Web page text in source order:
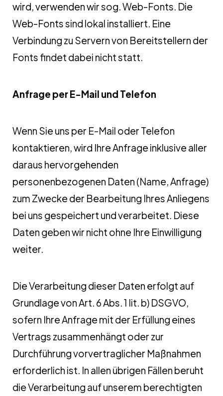
wird, verwenden wir sog. Web-Fonts. Die
Web-Fonts sind lokal installiert. Eine
Verbindung zu Servern von Bereitstellern der
Fonts findet dabei nicht statt.
Anfrage per E-Mail und Telefon
Wenn Sie uns per E-Mail oder Telefon
kontaktieren, wird Ihre Anfrage inklusive aller
daraus hervorgehenden
personenbezogenen Daten (Name, Anfrage)
zum Zwecke der Bearbeitung Ihres Anliegens
bei uns gespeichert und verarbeitet. Diese
Daten geben wir nicht ohne Ihre Einwilligung
weiter.
Die Verarbeitung dieser Daten erfolgt auf
Grundlage von Art. 6 Abs. 1 lit. b) DSGVO,
sofern Ihre Anfrage mit der Erfüllung eines
Vertrags zusammenhängt oder zur
Durchführung vorvertraglicher Maßnahmen
erforderlich ist. In allen übrigen Fällen beruht
die Verarbeitung auf unserem berechtigten